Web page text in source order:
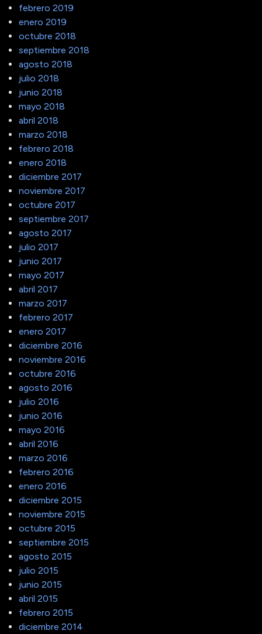
febrero 2019
enero 2019
octubre 2018
septiembre 2018
agosto 2018
julio 2018
junio 2018
mayo 2018
abril 2018
marzo 2018
febrero 2018
enero 2018
diciembre 2017
noviembre 2017
octubre 2017
septiembre 2017
agosto 2017
julio 2017
junio 2017
mayo 2017
abril 2017
marzo 2017
febrero 2017
enero 2017
diciembre 2016
noviembre 2016
octubre 2016
agosto 2016
julio 2016
junio 2016
mayo 2016
abril 2016
marzo 2016
febrero 2016
enero 2016
diciembre 2015
noviembre 2015
octubre 2015
septiembre 2015
agosto 2015
julio 2015
junio 2015
abril 2015
febrero 2015
diciembre 2014